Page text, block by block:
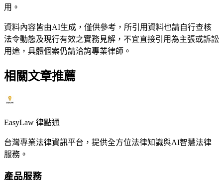
用。
資料內容皆由AI生成，僅供參考，所引用資料也請自行查核
法令動態及現行有效之實務見解，不宜直接引用為主張或訴訟
用途，具體個案仍請洽詢專業律師。
相關文章推薦
EasyLaw 律點通
台灣專業法律資訊平台，提供全方位法律知識與AI智慧法律
服務。
產品服務